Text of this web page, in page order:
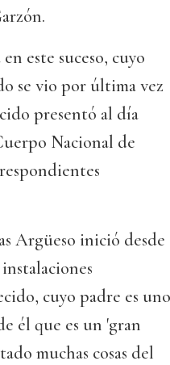
este suceso, cuyo
se vio por última vez
presentó al día
Nacional de
Argüeso inició desde
cuyo padre es uno
él que es un 'gran
muchas cosas del